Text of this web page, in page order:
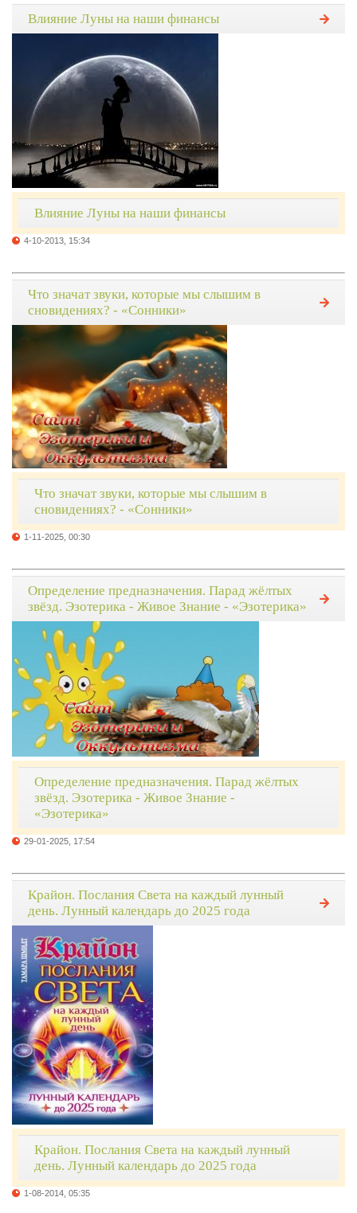
Влияние Луны на наши финансы
Влияние Луны на наши финансы
4-10-2013, 15:34
Что значат звуки, которые мы слышим в
сновидениях? - «Сонники»
Что значат звуки, которые мы слышим в
сновидениях? - «Сонники»
1-11-2025, 00:30
Определение предназначения. Парад жёлтых
звёзд. Эзотерика - Живое Знание - «Эзотерика»
Определение предназначения. Парад жёлтых
звёзд. Эзотерика - Живое Знание -
«Эзотерика»
29-01-2025, 17:54
Крайон. Послания Света на каждый лунный
день. Лунный календарь до 2025 года
Крайон. Послания Света на каждый лунный
день. Лунный календарь до 2025 года
1-08-2014, 05:35